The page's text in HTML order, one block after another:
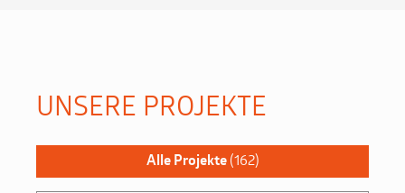
UNSERE PROJEKTE
Alle Projekte (162)